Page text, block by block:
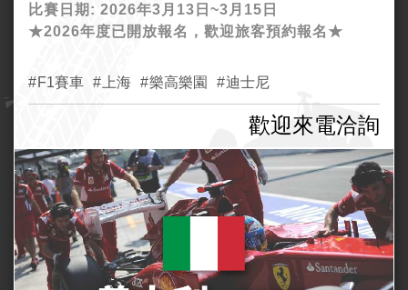
比賽日期: 2026年3月13日~3月15日
★2026年度已開放報名，歡迎旅客預約報名★
F1賽車 上海 樂高樂園 迪士尼
歡迎來電洽詢